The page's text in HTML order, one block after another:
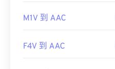
M1V 到 AAC
F4V 到 AAC